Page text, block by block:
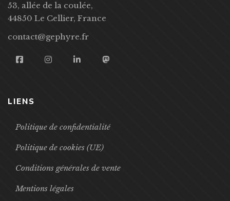
53, allée de la coulée,
44850 Le Cellier, France
contact@gephyre.fr
LIENS
Politique de confidentialité
Politique de cookies (UE)
Conditions générales de vente
Mentions légales